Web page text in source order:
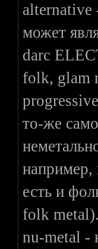
alternative
может
darc
folk, glam
то-же
например,
есть и
folk metal).
nu-metal -